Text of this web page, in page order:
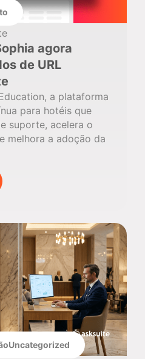
agora
de URL
a plataforma
para hotéis que
suporte, acelera o
melhora a adoção da
Uncategorized